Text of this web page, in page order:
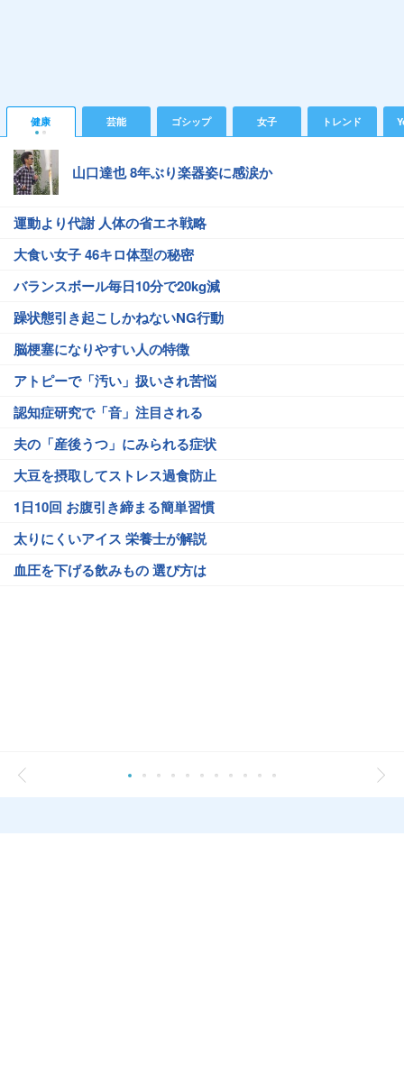
健康 芸能 ゴシップ 女子 トレンド
山口達也 8年ぶり楽器姿に感涙か
運動より代謝 人体の省エネ戦略
大食い女子 46キロ体型の秘密
バランスボール毎日10分で20kg減
躁状態引き起こしかねないNG行動
脳梗塞になりやすい人の特徴
アトピーで「汚い」扱いされ苦悩
認知症研究で「音」注目される
夫の「産後うつ」にみられる症状
大豆を摂取してストレス過食防止
1日10回 お腹引き締まる簡単習慣
太りにくいアイス 栄養士が解説
血圧を下げる飲みもの 選び方は